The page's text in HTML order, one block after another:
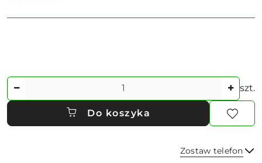
Ilość szt.
Do koszyka
Zostaw telefon